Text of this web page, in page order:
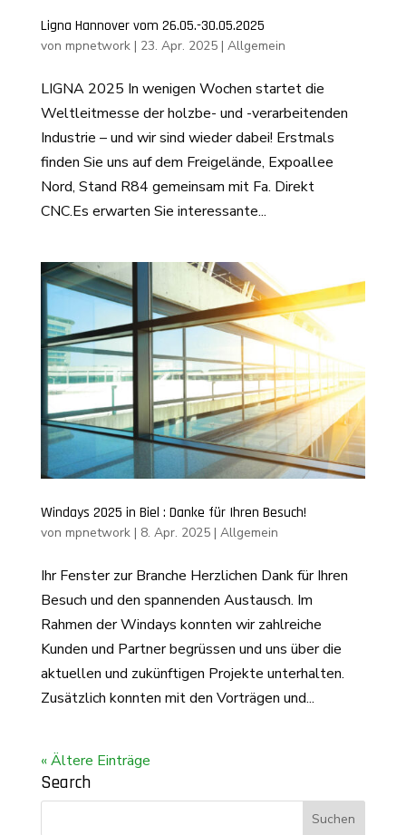
Ligna Hannover vom 26.05.-30.05.2025
von mpnetwork| 23. Apr. 2025| Allgemein
LIGNA 2025 In wenigen Wochen startet die
Weltleitmesse der holzbe- und -verarbeitenden
Industrie – und wir sind wieder dabei! Erstmals
finden Sie uns auf dem Freigelände, Expoallee
Nord, Stand R84 gemeinsam mit Fa. Direkt
CNC.Es erwarten Sie interessante...
Windays 2025 in Biel : Danke für Ihren Besuch!
von mpnetwork| 8. Apr. 2025| Allgemein
Ihr Fenster zur Branche Herzlichen Dank für Ihren
Besuch und den spannenden Austausch. Im
Rahmen der Windays konnten wir zahlreiche
Kunden und Partner begrüssen und uns über die
aktuellen und zukünftigen Projekte unterhalten.
Zusätzlich konnten mit den Vorträgen und...
« Ältere Einträge
Search